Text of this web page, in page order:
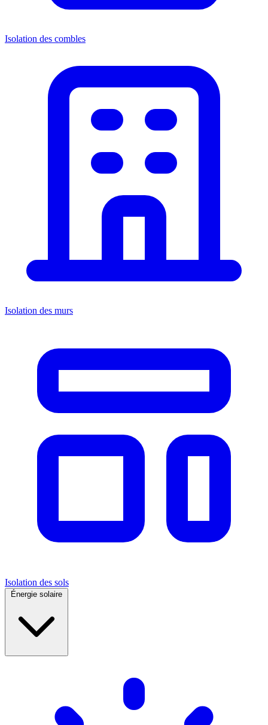
Isolation des combles
Isolation des murs
Isolation des sols